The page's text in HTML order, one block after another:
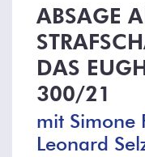
ABSAGE
DAS
300/21
mit Simone
Leonard